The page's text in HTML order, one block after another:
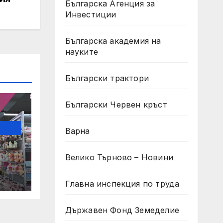
Българска Агенция за
Инвестиции
Българска академия на
науките
Български трактори
Български Червен кръст
Варна
Велико Търново – Новини
Главна инспекция по труда
Държавен Фонд Земеделие